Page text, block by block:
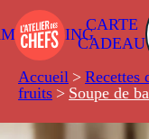
CARTE
CADEAU
Accueil > Recettes
fruits > Soupe de